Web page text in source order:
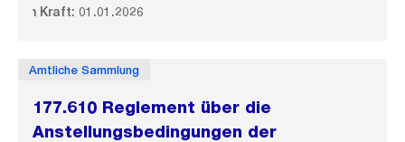
In Kraft: 01.01.2026
Amtliche Sammlung
177.610 Reglement über die
Anstellungsbedingungen der